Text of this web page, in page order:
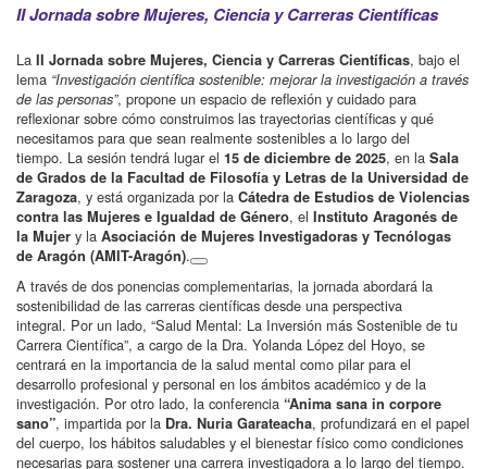
II Jornada sobre Mujeres, Ciencia y Carreras Científicas
La II Jornada sobre Mujeres, Ciencia y Carreras Científicas, bajo el
lema “Investigación científica sostenible: mejorar la investigación a través
de las personas”, propone un espacio de reflexión y cuidado para
reflexionar sobre cómo construimos las trayectorias científicas y qué
necesitamos para que sean realmente sostenibles a lo largo del
tiempo. La sesión tendrá lugar el 15 de diciembre de 2025, en la Sala
de Grados de la Facultad de Filosofía y Letras de la Universidad de
Zaragoza, y está organizada por la Cátedra de Estudios de Violencias
contra las Mujeres e Igualdad de Género, el Instituto Aragonés de
la Mujer y la Asociación de Mujeres Investigadoras y Tecnólogas
de Aragón (AMIT-Aragón).
A través de dos ponencias complementarias, la jornada abordará la
sostenibilidad de las carreras científicas desde una perspectiva
integral. Por un lado, “Salud Mental: La Inversión más Sostenible de tu
Carrera Científica”, a cargo de la Dra. Yolanda López del Hoyo, se
centrará en la importancia de la salud mental como pilar para el
desarrollo profesional y personal en los ámbitos académico y de la
investigación. Por otro lado, la conferencia “Anima sana in corpore
sano”, impartida por la Dra. Nuria Garateacha, profundizará en el papel
del cuerpo, los hábitos saludables y el bienestar físico como condiciones
necesarias para sostener una carrera investigadora a lo largo del tiempo.